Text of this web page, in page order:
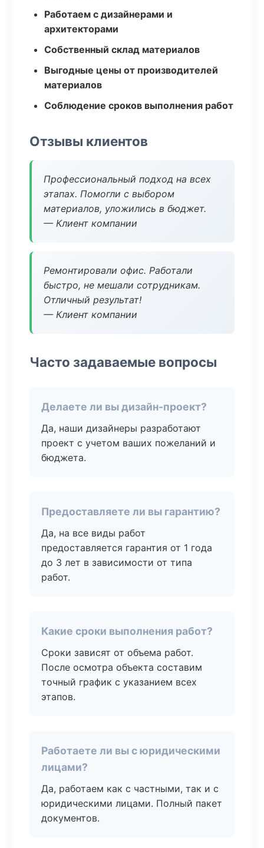
Работаем с дизайнерами и
архитекторами
Собственный склад материалов
Выгодные цены от производителей
материалов
Соблюдение сроков выполнения работ
Отзывы клиентов
Профессиональный подход на всех
этапах. Помогли с выбором
материалов, уложились в бюджет.
— Клиент компании
Ремонтировали офис. Работали
быстро, не мешали сотрудникам.
Отличный результат!
— Клиент компании
Часто задаваемые вопросы
Делаете ли вы дизайн-проект?
Да, наши дизайнеры разработают
проект с учетом ваших пожеланий и
бюджета.
Предоставляете ли вы гарантию?
Да, на все виды работ
предоставляется гарантия от 1 года
до 3 лет в зависимости от типа
работ.
Какие сроки выполнения работ?
Сроки зависят от объема работ.
После осмотра объекта составим
точный график с указанием всех
этапов.
Работаете ли вы с юридическими
лицами?
Да, работаем как с частными, так и с
юридическими лицами. Полный пакет
документов.